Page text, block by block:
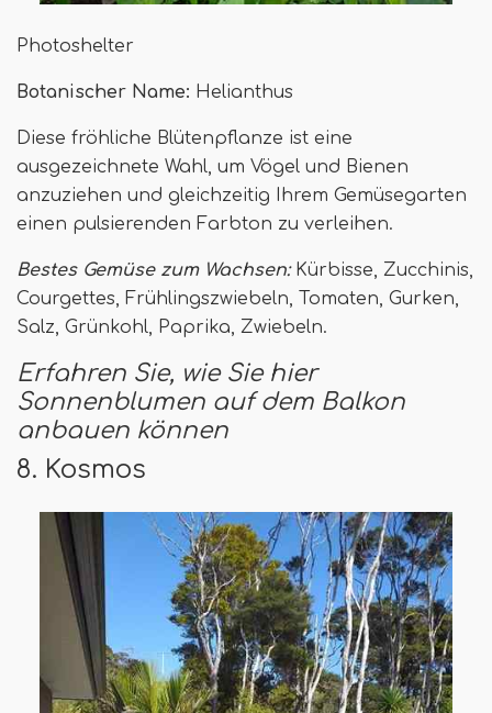
Photoshelter
Botanischer Name: Helianthus
Diese fröhliche Blütenpflanze ist eine
ausgezeichnete Wahl, um Vögel und Bienen
anzuziehen und gleichzeitig Ihrem Gemüsegarten
einen pulsierenden Farbton zu verleihen.
Bestes Gemüse zum Wachsen:Kürbisse, Zucchinis,
Courgettes, Frühlingszwiebeln, Tomaten, Gurken,
Salz, Grünkohl, Paprika, Zwiebeln.
Erfahren Sie, wie Sie hier
Sonnenblumen auf dem Balkon
anbauen können
8. Kosmos